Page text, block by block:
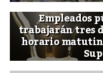
Empleados
trabajarán tres
horario